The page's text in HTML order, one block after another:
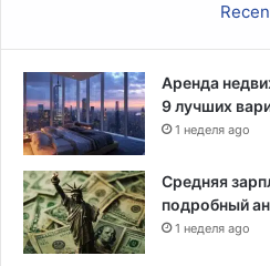
Аренда
9 лучших
1 неделя ago
Средняя
подробный
1 неделя ago